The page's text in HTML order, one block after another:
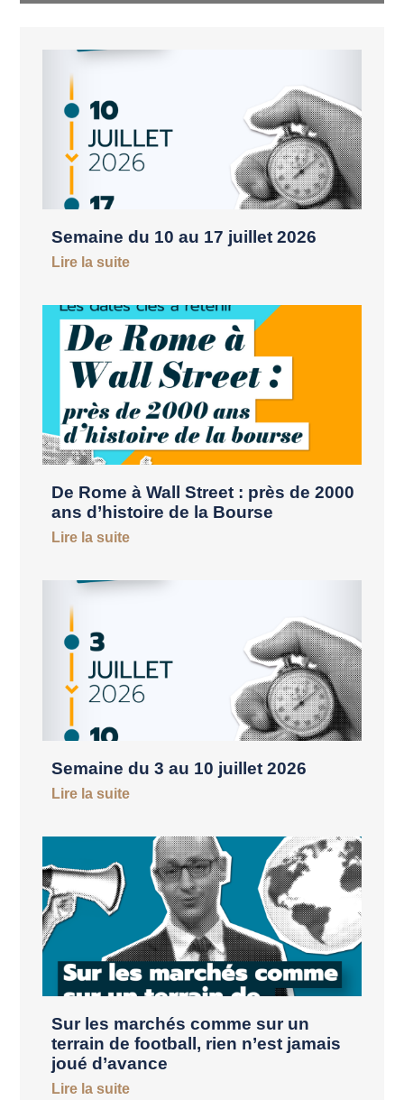
Semaine du 10 au 17 juillet 2026
Lire la suite
De Rome à Wall Street : près de 2000
ans d’histoire de la Bourse
Lire la suite
Semaine du 3 au 10 juillet 2026
Lire la suite
Sur les marchés comme sur un
terrain de football, rien n’est jamais
joué d’avance
Lire la suite